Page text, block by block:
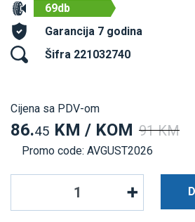
69db
Garancija 7 godina
Šifra 221032740
Cijena sa PDV-om
86.45 KM / KOM 91 KM
Promo code: AVGUST2026